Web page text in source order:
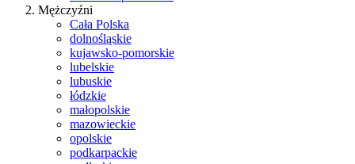
Mężczyźni
Cała Polska
dolnośląskie
kujawsko-pomorskie
lubelskie
lubuskie
łódzkie
małopolskie
mazowieckie
opolskie
podkarpackie